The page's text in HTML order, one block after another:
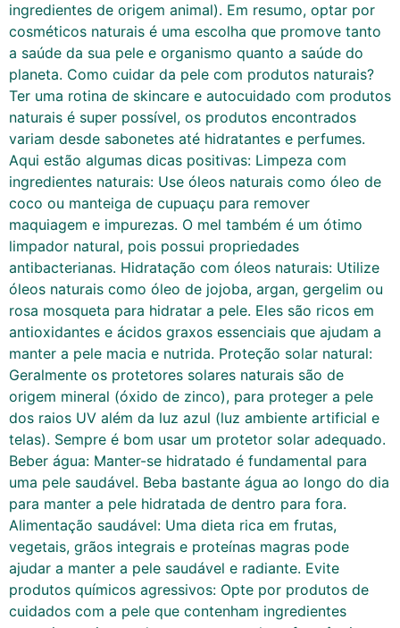
ingredientes de origem animal). Em resumo, optar por
cosméticos naturais é uma escolha que promove tanto
a saúde da sua pele e organismo quanto a saúde do
planeta. Como cuidar da pele com produtos naturais?
Ter uma rotina de skincare e autocuidado com produtos
naturais é super possível, os produtos encontrados
variam desde sabonetes até hidratantes e perfumes.
Aqui estão algumas dicas positivas: Limpeza com
ingredientes naturais: Use óleos naturais como óleo de
coco ou manteiga de cupuaçu para remover
maquiagem e impurezas. O mel também é um ótimo
limpador natural, pois possui propriedades
antibacterianas. Hidratação com óleos naturais: Utilize
óleos naturais como óleo de jojoba, argan, gergelim ou
rosa mosqueta para hidratar a pele. Eles são ricos em
antioxidantes e ácidos graxos essenciais que ajudam a
manter a pele macia e nutrida. Proteção solar natural:
Geralmente os protetores solares naturais são de
origem mineral (óxido de zinco), para proteger a pele
dos raios UV além da luz azul (luz ambiente artificial e
telas). Sempre é bom usar um protetor solar adequado.
Beber água: Manter-se hidratado é fundamental para
uma pele saudável. Beba bastante água ao longo do dia
para manter a pele hidratada de dentro para fora.
Alimentação saudável: Uma dieta rica em frutas,
vegetais, grãos integrais e proteínas magras pode
ajudar a manter a pele saudável e radiante. Evite
produtos químicos agressivos: Opte por produtos de
cuidados com a pele que contenham ingredientes